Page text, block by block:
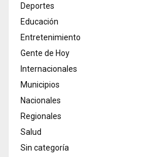
Deportes
Educación
Entretenimiento
Gente de Hoy
Internacionales
Municipios
Nacionales
Regionales
Salud
Sin categoría